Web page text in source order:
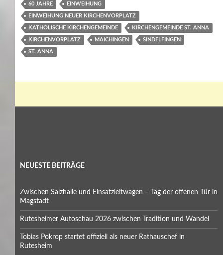
60 JAHRE EINWEIHUNG
EINWEIHUNG NEUER KIRCHENVORPLATZ
KATHOLISCHE KIRCHENGEMEINDE KIRCHENGEMEINDE ST. ANNA
KIRCHENVORPLATZ MAICHINGEN SINDELFINGEN
ST. ANNA
NEUESTE BEITRÄGE
Zwischen Salzhalle und Einsatzleitwagen – Tag der offenen Tür in
Magstadt
Rutesheimer Autoschau 2026 zwischen Tradition und Wandel
Tobias Pokrop startet offiziell als neuer Rathauschef in
Rutesheim